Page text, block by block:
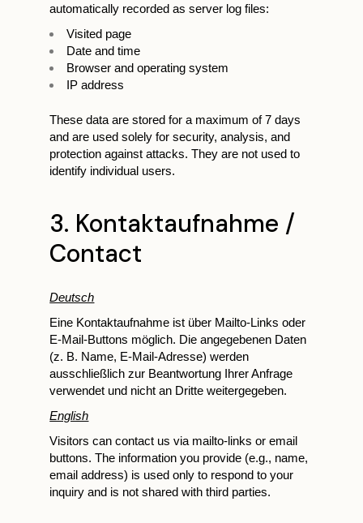
automatically recorded as server log files:
Visited page
Date and time
Browser and operating system
IP address
These data are stored for a maximum of 7 days
and are used solely for security, analysis, and
protection against attacks. They are not used to
identify individual users.
3. Kontaktaufnahme /
Contact
Deutsch
Eine Kontaktaufnahme ist über Mailto-Links oder
E-Mail-Buttons möglich. Die angegebenen Daten
(z. B. Name, E-Mail-Adresse) werden
ausschließlich zur Beantwortung Ihrer Anfrage
verwendet und nicht an Dritte weitergegeben.
English
Visitors can contact us via mailto-links or email
buttons. The information you provide (e.g., name,
email address) is used only to respond to your
inquiry and is not shared with third parties.